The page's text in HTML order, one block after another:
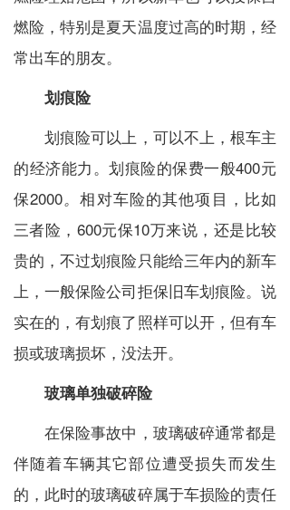
燃险，特别是夏天温度过高的时期，经
常出车的朋友。
划痕险
划痕险可以上，可以不上，根车主
的经济能力。划痕险的保费一般400元
保2000。相对车险的其他项目，比如
三者险，600元保10万来说，还是比较
贵的，不过划痕险只能给三年内的新车
上，一般保险公司拒保旧车划痕险。说
实在的，有划痕了照样可以开，但有车
损或玻璃损坏，没法开。
玻璃单独破碎险
在保险事故中，玻璃破碎通常都是
伴随着车辆其它部位遭受损失而发生
的，此时的玻璃破碎属于车损险的责任